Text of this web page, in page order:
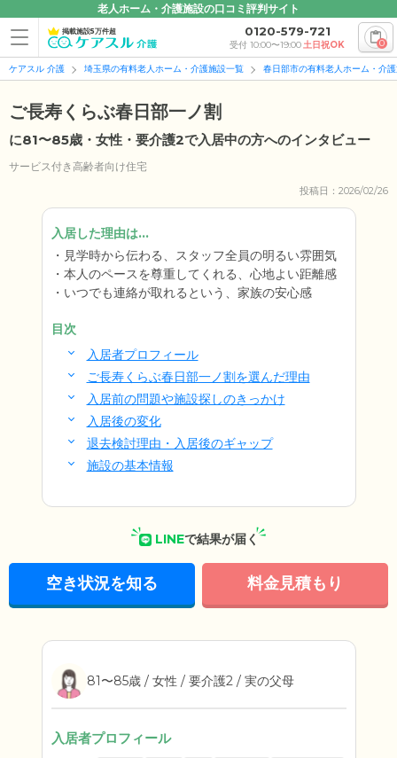
老人ホーム・介護施設の口コミ評判サイト
掲載施設5万件超 0120-579-721
受付 10:00〜19:00土日祝OK 0
ケアスル 介護 埼玉県の有料老人ホーム・介護施設一覧 春日部市の有料老人ホーム・介
ご長寿くらぶ春日部一ノ割
に81〜85歳・女性・要介護2で入居中の方へのインタビュー
サービス付き高齢者向け住宅
投稿日：2026/02/26
入居した理由は...
見学時から伝わる、スタッフ全員の明るい雰囲気
本人のペースを尊重してくれる、心地よい距離感
いつでも連絡が取れるという、家族の安心感
目次
入居者プロフィール
ご長寿くらぶ春日部一ノ割を選んだ理由
入居前の問題や施設探しのきっかけ
入居後の変化
退去検討理由・入居後のギャップ
施設の基本情報
LINEで結果が届く
空き状況を知る 料金見積もり
81〜85歳 / 女性 / 要介護2 / 実の父母
入居者プロフィール